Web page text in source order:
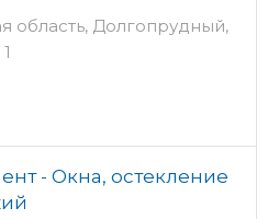
область, Долгопрудный,
- Окна, остекление